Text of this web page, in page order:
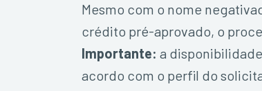
Mesmo com o nome
crédito pré-aprovado, o
Importante: a
acordo com o perfil do